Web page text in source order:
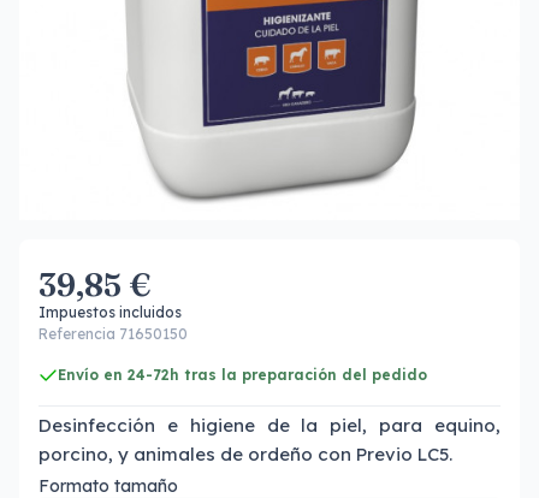
39,85 €
Impuestos incluidos
Referencia 71650150
Envío en 24-72h tras la preparación del pedido
Desinfección e higiene de la piel, para equino,
porcino, y animales de ordeño con Previo LC5.
Formato tamaño